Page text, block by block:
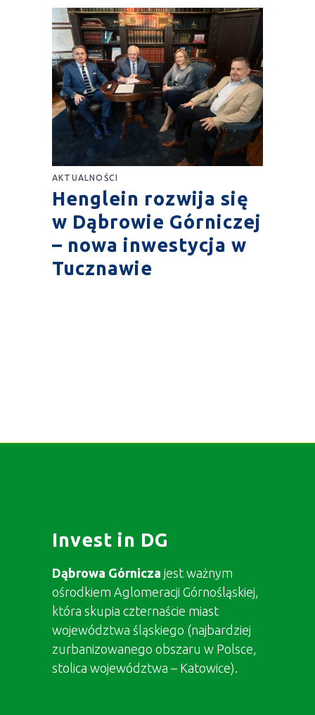
AKTUALNOŚCI
Henglein rozwija się
w Dąbrowie Górniczej
– nowa inwestycja w
Tucznawie
Invest in DG
Dąbrowa Górnicza jest ważnym
ośrodkiem Aglomeracji Górnośląskiej,
która skupia czternaście miast
województwa śląskiego (najbardziej
zurbanizowanego obszaru w Polsce,
stolica województwa – Katowice).